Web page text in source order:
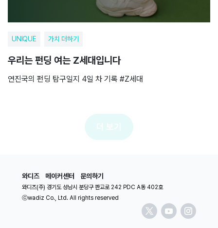
UNIQUE 가치 더하기
우리는 펀딩 여는 Z세대입니다
연진국의 펀딩 탐구일지 4일 차 기록 #Z세대
더 보기
와디즈 메이커센터 문의하기
와디즈(주) 경기도 성남시 분당구 판교로 242 PDC A동 402호
ⓒwadiz Co., Ltd. All rights reserved